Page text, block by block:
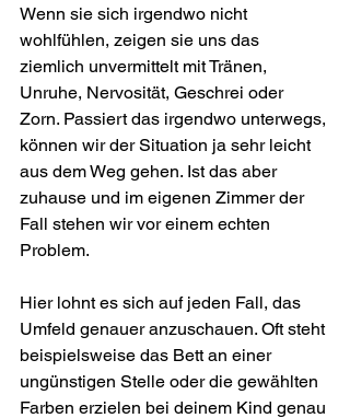
Wenn sie sich irgendwo nicht
wohlfühlen, zeigen sie uns das
ziemlich unvermittelt mit Tränen,
Unruhe, Nervosität, Geschrei oder
Zorn. Passiert das irgendwo unterwegs,
können wir der Situation ja sehr leicht
aus dem Weg gehen. Ist das aber
zuhause und im eigenen Zimmer der
Fall stehen wir vor einem echten
Problem.
Hier lohnt es sich auf jeden Fall, das
Umfeld genauer anzuschauen. Oft steht
beispielsweise das Bett an einer
ungünstigen Stelle oder die gewählten
Farben erzielen bei deinem Kind genau